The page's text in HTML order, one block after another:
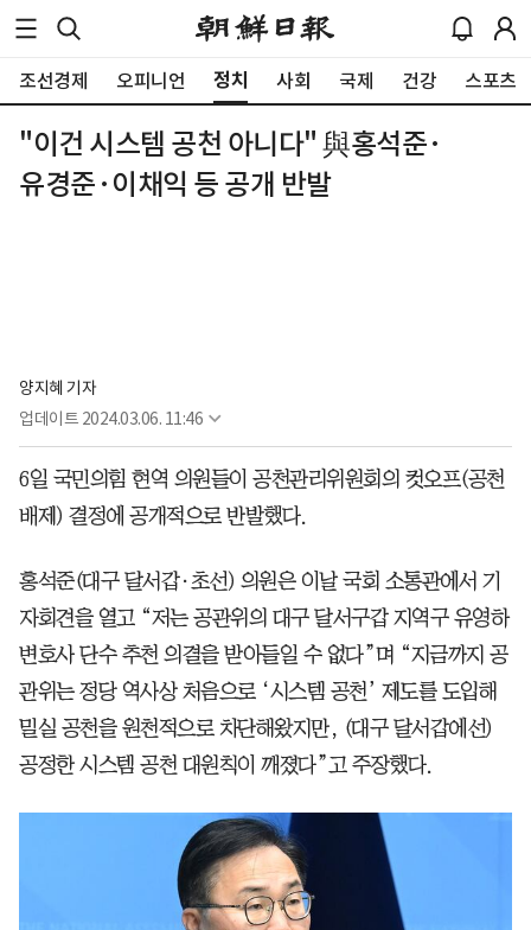
조선경제 오피니언 정치 사회 국제 건강 스포츠
"이건 시스템 공천 아니다" 與홍석준·
유경준·이채익 등 공개 반발
양지혜 기자
업데이트 2024.03.06. 11:46
6일 국민의힘 현역 의원들이 공천관리위원회의 컷오프(공천
배제) 결정에 공개적으로 반발했다.
홍석준(대구 달서갑·초선) 의원은 이날 국회 소통관에서 기
자회견을 열고 “저는 공관위의 대구 달서구갑 지역구 유영하
변호사 단수 추천 의결을 받아들일 수 없다”며 “지금까지 공
관위는 정당 역사상 처음으로 ‘시스템 공천’ 제도를 도입해
밀실 공천을 원천적으로 차단해왔지만, (대구 달서갑에선)
공정한 시스템 공천 대원칙이 깨졌다”고 주장했다.